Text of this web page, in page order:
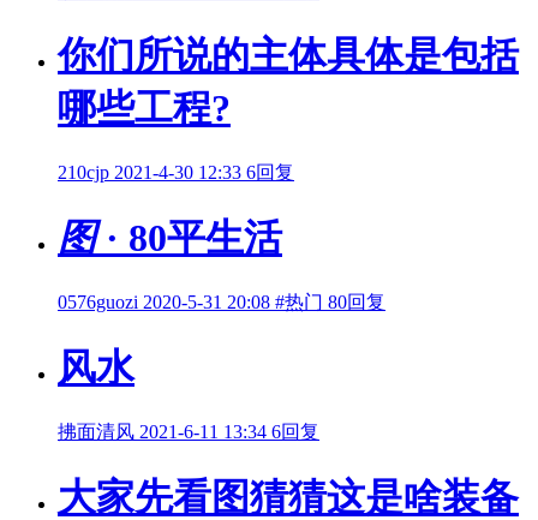
你们所说的主体具体是包括
哪些工程?
210cjp 2021-4-30 12:33 6回复
图· 80平生活
0576guozi 2020-5-31 20:08 #热门 80回复
风水
拂面清风 2021-6-11 13:34 6回复
大家先看图猜猜这是啥装备